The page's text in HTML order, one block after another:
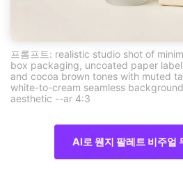
프롬프트: realistic studio shot of
box packaging, uncoated paper
and cocoa brown tones with muted
white-to-cream seamless
aesthetic --ar 4:3
AI로 웬지 팔레트 비주얼